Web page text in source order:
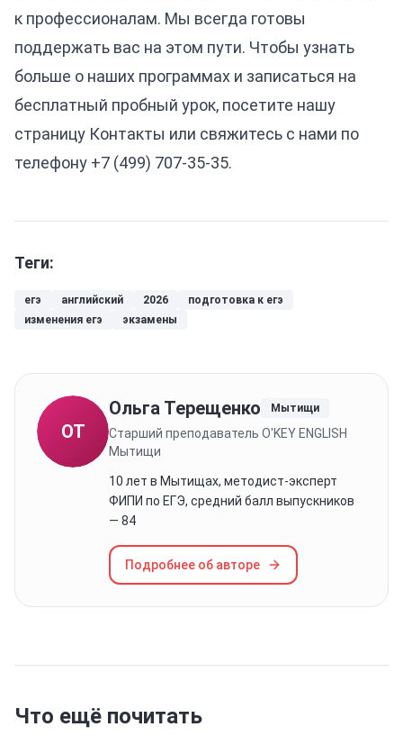
к профессионалам. Мы всегда готовы
поддержать вас на этом пути. Чтобы узнать
больше о наших программах и записаться на
бесплатный пробный урок, посетите нашу
страницу Контакты или свяжитесь с нами по
телефону +7 (499) 707-35-35.
Теги:
егэ английский 2026
подготовка к егэ
изменения егэ
экзамены
ОТ
Ольга Терещенко Мытищи
Старший преподаватель O'KEY ENGLISH
Мытищи
10 лет в Мытищах, методист-эксперт
ФИПИ по ЕГЭ, средний балл выпускников
— 84
Подробнее об авторе
Что ещё почитать